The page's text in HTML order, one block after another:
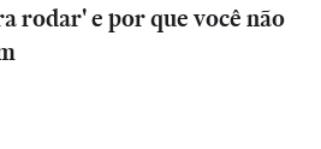
rodar' e por que você não